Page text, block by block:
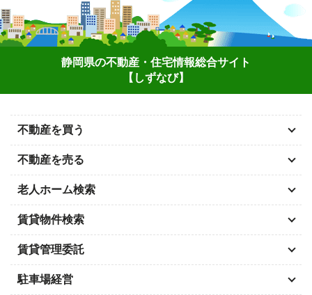
静岡県の不動産・住宅情報総合サイト
【しずなび】
不動産を買う
不動産を売る
老人ホーム検索
賃貸物件検索
賃貸管理委託
駐車場経営